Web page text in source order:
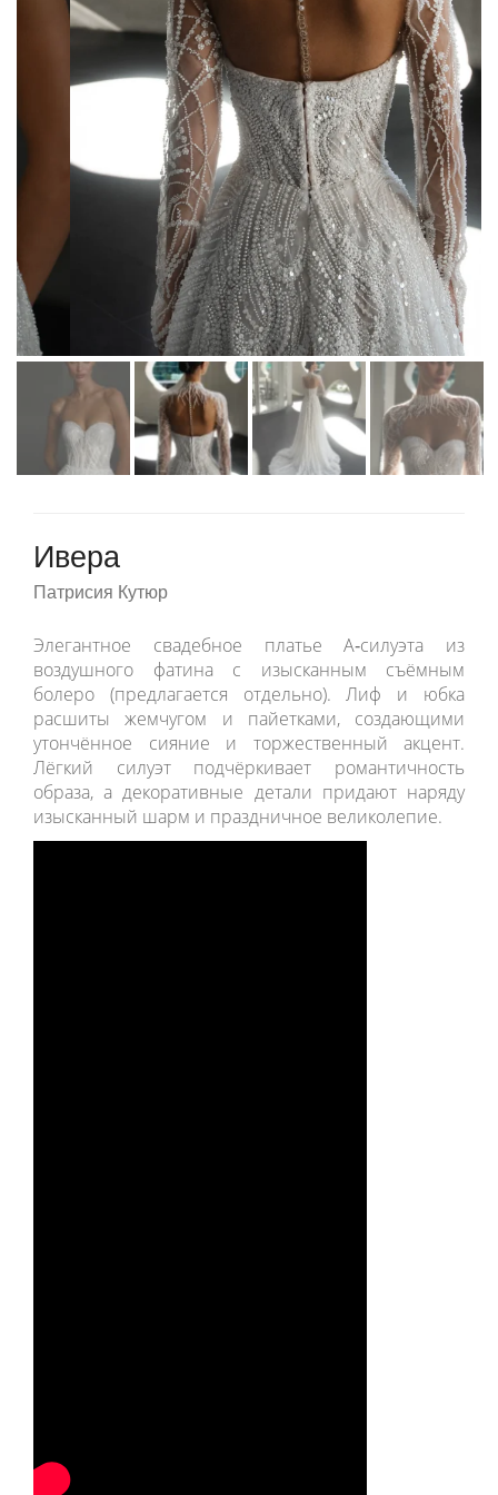
Naviblue
Все платья
Ивера
Патрисия Кутюр
Элегантное свадебное платье А‑силуэта из
воздушного фатина с изысканным съёмным
болеро (предлагается отдельно). Лиф и юбка
расшиты жемчугом и пайетками, создающими
утончённое сияние и торжественный акцент.
Лёгкий силуэт подчёркивает романтичность
образа, а декоративные детали придают наряду
изысканный шарм и праздничное великолепие.